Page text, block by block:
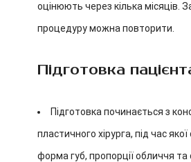
оцінюють через кілька місяців.
процедуру можна повторити.
Підготовка
Підготовка починається з
пластичного хірурга, під час
форма губ, пропорції обличчя